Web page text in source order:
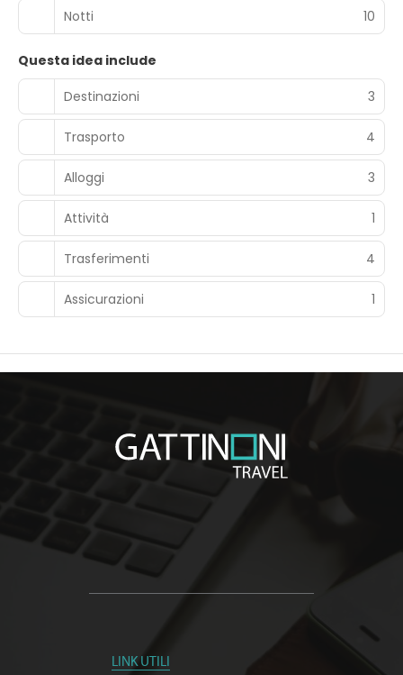
Notti 10
Questa idea include
Destinazioni
3
Trasporto 4
Alloggi 3
Attività 1
Trasferimenti 4
Assicurazioni 1
LINK UTILI